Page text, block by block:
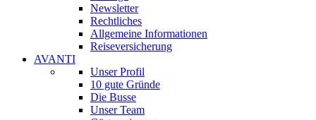
Newsletter
Rechtliches
Allgemeine Informationen
Reiseversicherung
AVANTI
Unser Profil
10 gute Gründe
Die Busse
Unser Team